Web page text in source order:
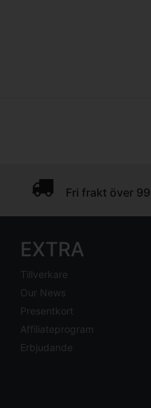
Fri frakt över
EXTRA
Tillverkare
Our News
Presentkort
Affiliateprogram
Erbjudande